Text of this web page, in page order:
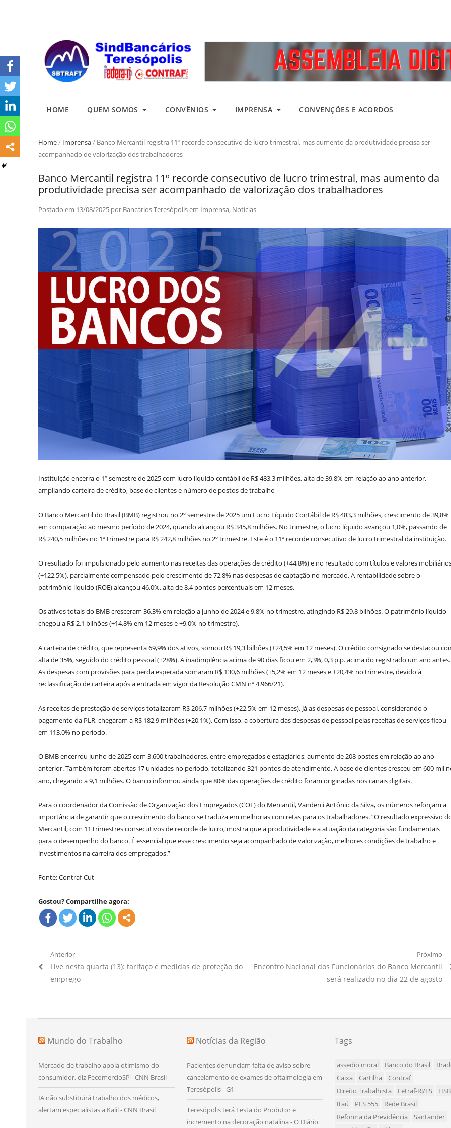
HOME QUEM SOMOS CONVÊNIOS IMPRENSA CONVENÇÕES E ACORDOS
Home/ Imprensa/ Banco Mercantil registra 11º recorde consecutivo de lucro trimestral, mas aumento da produtividade precisa ser
acompanhado de valorização dos trabalhadores
Banco Mercantil registra 11º recorde consecutivo de lucro trimestral, mas aumento da
produtividade precisa ser acompanhado de valorização dos trabalhadores
Postado em 13/08/2025 por Bancários Teresópolisem Imprensa, Notícias
Instituição encerra o 1º semestre de 2025 com lucro líquido contábil de R$ 483,3 milhões, alta de 39,8% em relação ao ano anterior,
ampliando carteira de crédito, base de clientes e número de postos de trabalho
O Banco Mercantil do Brasil (BMB) registrou no 2º semestre de 2025 um Lucro Líquido Contábil de R$ 483,3 milhões, crescimento de 39,8%
em comparação ao mesmo período de 2024, quando alcançou R$ 345,8 milhões. No trimestre, o lucro líquido avançou 1,0%, passando de
R$ 240,5 milhões no 1º trimestre para R$ 242,8 milhões no 2º trimestre. Este é o 11º recorde consecutivo de lucro trimestral da instituição.
O resultado foi impulsionado pelo aumento nas receitas das operações de crédito (+44,8%) e no resultado com títulos e valores
(+122,5%), parcialmente compensado pelo crescimento de 72,8% nas despesas de captação no mercado. A rentabilidade sobre o
patrimônio líquido (ROE) alcançou 46,0%, alta de 8,4 pontos percentuais em 12 meses.
Os ativos totais do BMB cresceram 36,3% em relação a junho de 2024 e 9,8% no trimestre, atingindo R$ 29,8 bilhões. O patrimônio líquido
chegou a R$ 2,1 bilhões (+14,8% em 12 meses e +9,0% no trimestre).
A carteira de crédito, que representa 69,9% dos ativos, somou R$ 19,3 bilhões (+24,5% em 12 meses). O crédito consignado se destacou
alta de 35%, seguido do crédito pessoal (+28%). A inadimplência acima de 90 dias ficou em 2,3%, 0,3 p.p. acima do registrado um ano antes.
As despesas com provisões para perda esperada somaram R$ 130,6 milhões (+5,2% em 12 meses e +20,4% no trimestre, devido à
reclassificação de carteira após a entrada em vigor da Resolução CMN nº 4.966/21).
As receitas de prestação de serviços totalizaram R$ 206,7 milhões (+22,5% em 12 meses). Já as despesas de pessoal, considerando o
pagamento da PLR, chegaram a R$ 182,9 milhões (+20,1%). Com isso, a cobertura das despesas de pessoal pelas receitas de serviços ficou
em 113,0% no período.
O BMB encerrou junho de 2025 com 3.600 trabalhadores, entre empregados e estagiários, aumento de 208 postos em relação ao ano
anterior. Também foram abertas 17 unidades no período, totalizando 321 pontos de atendimento. A base de clientes cresceu em 600 mil
ano, chegando a 9,1 milhões. O banco informou ainda que 80% das operações de crédito foram originadas nos canais digitais.
Para o coordenador da Comissão de Organização dos Empregados (COE) do Mercantil, Vanderci Antônio da Silva, os números reforçam a
importância de garantir que o crescimento do banco se traduza em melhorias concretas para os trabalhadores. “O resultado expressivo
Mercantil, com 11 trimestres consecutivos de recorde de lucro, mostra que a produtividade e a atuação da categoria são fundamentais
para o desempenho do banco. É essencial que esse crescimento seja acompanhado de valorização, melhores condições de trabalho e
investimentos na carreira dos empregados.”
Fonte: Contraf-Cut
Gostou? Compartilhe agora:
Navegação
de
Anterior
Artigo
Anterior:
Live nesta quarta (13): tarifaço e medidas de proteção do
emprego
Próximo
Próximo
Encontro Nacional dos Funcionários do Banco Mercantil
será realizado no dia 22 de agosto
Mundo do Trabalho
Mercado de trabalho apoia otimismo do
consumidor, diz FecomercioSP - CNN Brasil
IA não substituirá trabalho dos médicos,
alertam especialistas a Kalil - CNN Brasil
Notícias da Região
Pacientes denunciam falta de aviso sobre
cancelamento de exames de oftalmologia em
Teresópolis - G1
Teresópolis terá Festa do Produtor e
incremento na decoração natalina - O Diário
Tags
assedio moral Banco do Brasil
Caixa
Cartilha
Contraf
Direito Trabalhista
Fetraf-RJ/ES
Itaú
PLS 555
Rede Brasil
Reforma da Previdência
Santander